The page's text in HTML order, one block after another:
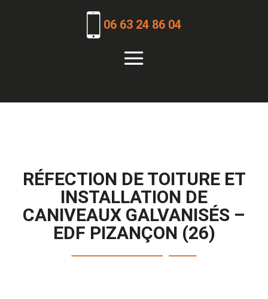
06 63 24 86 04
RÉFECTION DE TOITURE ET
INSTALLATION DE
CANIVEAUX GALVANISÉS –
EDF PIZANÇON (26)